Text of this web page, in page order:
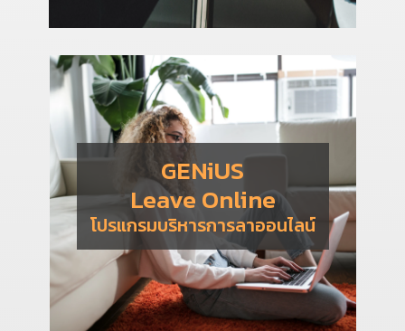
GENiUS
Leave Online
โปรแกรมบริหารการลาออนไลน์